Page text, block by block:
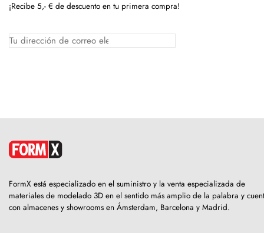
¡Recibe 5,- € de descuento en tu primera compra!
FormX está especializado en el suministro y la venta especializada de
materiales de modelado 3D en el sentido más amplio de la palabra y
con almacenes y showrooms en Ámsterdam, Barcelona y Madrid.